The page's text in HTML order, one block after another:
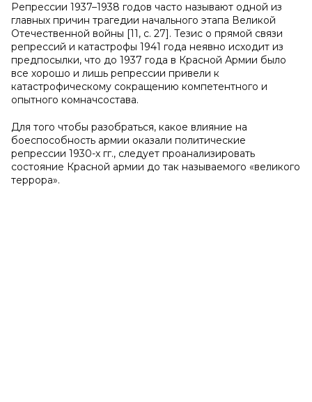
Репрессии 1937–1938 годов часто называют одной из
главных причин трагедии начального этапа Великой
Отечественной войны [11, с. 27]. Тезис о прямой связи
репрессий и катастрофы 1941 года неявно исходит из
предпосылки, что до 1937 года в Красной Армии было
все хорошо и лишь репрессии привели к
катастрофическому сокращению компетентного и
опытного комначсостава.
Для того чтобы разобраться, какое влияние на
боеспособность армии оказали политические
репрессии 1930-х гг., следует проанализировать
состояние Красной армии до так называемого «великого
террора».